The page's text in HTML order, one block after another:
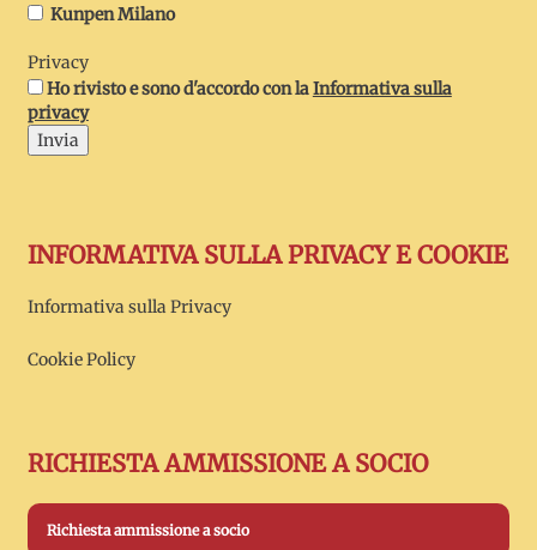
Kunpen Milano
Privacy
Ho rivisto e sono d'accordo con laInformativa sulla
privacy
Invia
INFORMATIVA SULLA PRIVACY E COOKIE
Informativa sulla Privacy
Cookie Policy
RICHIESTA AMMISSIONE A SOCIO
Richiesta ammissione a socio